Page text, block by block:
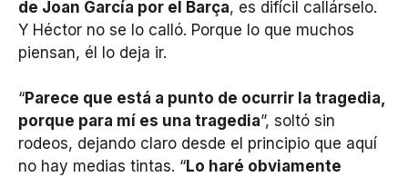
de Joan García por el Barça, es difícil callárselo.
Y Héctor no se lo calló. Porque lo que muchos
piensan, él lo deja ir.
“Parece que está a punto de ocurrir la tragedia,
porque para mí es una tragedia”, soltó sin
rodeos, dejando claro desde el principio que aquí
no hay medias tintas. “Lo haré obviamente